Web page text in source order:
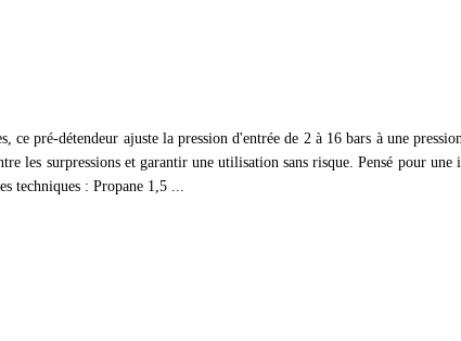
pré-détendeur ajuste la pression d'entrée de 2 à 16 bars à une
les surpressions et garantir une utilisation sans risque. Pensé pour
techniques : Propane 1,5 ...